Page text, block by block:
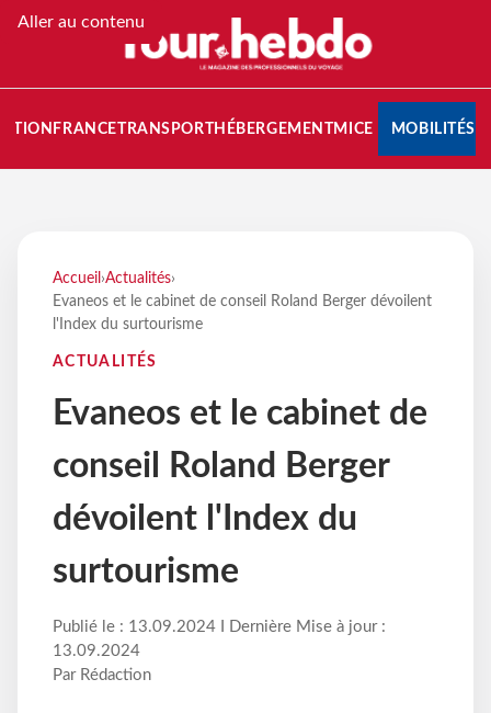
Aller au contenu
FRANCETRANSPORT HÉBERGEMENTMICE MOBILITÉS
Accueil ›Actualités›
Evaneos et le cabinet de conseil Roland Berger dévoilent
l'Index du surtourisme
ACTUALITÉS
Evaneos et le cabinet de
conseil Roland Berger
dévoilent l'Index du
surtourisme
Publié le : 13.09.2024 I Dernière Mise à jour :
13.09.2024
Par Rédaction